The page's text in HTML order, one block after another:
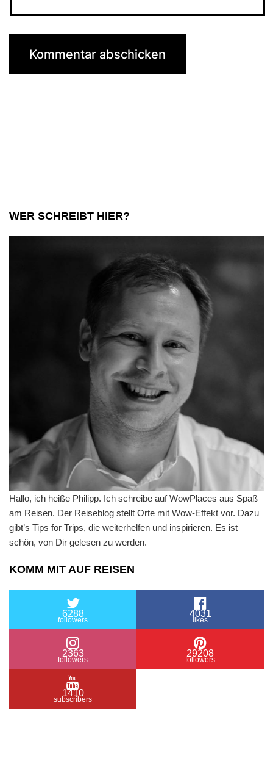
WER SCHREIBT HIER?
Hallo, ich heiße Philipp. Ich schreibe auf WowPlaces aus Spaß
am Reisen. Der Reiseblog stellt Orte mit Wow-Effekt vor. Dazu
gibt’s Tips for Trips, die weiterhelfen und inspirieren. Es ist
schön, von Dir gelesen zu werden.
KOMM MIT AUF REISEN
6288
followers
4031
likes
2363
followers
29208
followers
1410
subscribers